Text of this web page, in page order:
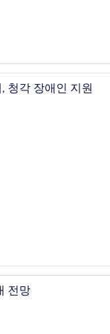
고급 침구, 오리/
청각 장애인 지원
디지털 채널 시청
전망